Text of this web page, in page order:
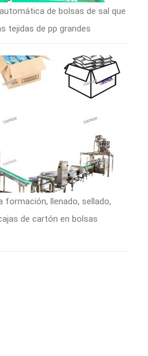
de bolsas de sal que
tejidas de pp grandes
formación, llenado, sellado,
de cartón en bolsas